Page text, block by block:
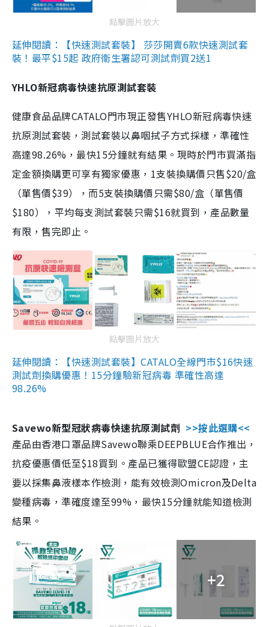
點擊圖片放大
延伸閱讀：【快速測試套裝】 莎莎開賣6款快速測試套
裝！最平$15起 政府衛生署認可測試劑買2送1
YHLO新冠病毒快速抗原測試套裝
健康食品品牌CATALO門市現正發售YHLO新冠病毒快速
抗原測試套裝，測試套裝以鼻咽拭子方式採樣，準確性
高達98.26%，最快15分鐘就有結果。現時於門市買滿指
定金額換購更可享有獨家優惠，1支裝換購價只售$20/盒
（單售價$39），而5支裝換購價只需$80/盒（單售價
$180），平均每支測試套裝只需$16就買到，產品數量
有限，售完即止。
點擊圖片放大
延伸閱讀：【快速測試套裝】CATALO全線門市$16快速
測試劑換購優惠！15分鐘驗新冠病毒 準確性高達
98.26%
Savewo新型冠狀病毒快速抗原測試劑 >>按此選購<<
產品由香港口罩品牌Savewo聯乘DEEPBLUE合作推出，
抗疫優惠價低至$18買到。產品已獲得歐盟CE認證，主
要以採集鼻液樣本作檢測，能有效檢測Omicron及Delta
變種病毒，準確度達至99%，最快15分鐘就能知道檢測
結果。
+2